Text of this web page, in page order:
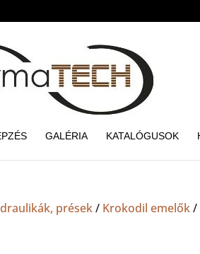
GALÉRIA KATALÓGUSOK
prések/ Krokodil emelők/